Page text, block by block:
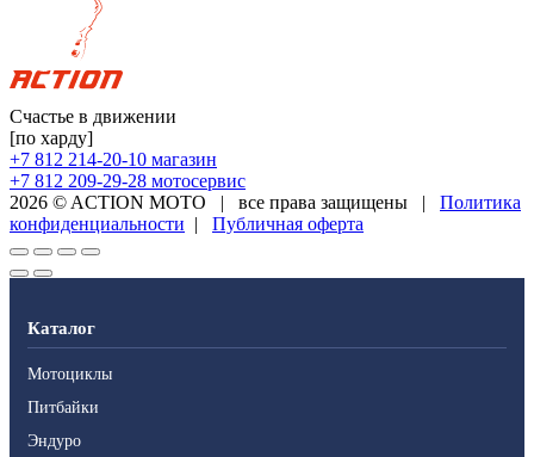
Счастье в движении
[по харду]
+7 812 214-20-10 магазин
+7 812 209-29-28 мотосервис
2026 © ACTION MOTO | все права защищены |
Политика
конфиденциальности | Публичная оферта
Каталог
Мотоциклы
Питбайки
Эндуро